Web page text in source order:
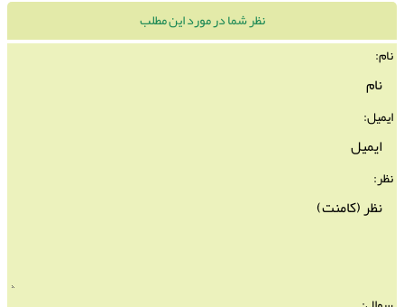
نظر شما در مورد این مطلب
نام:
ایمیل:
نظر: